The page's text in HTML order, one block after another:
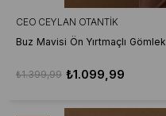
CEO CEYLAN OTANTIK
Buz Mavisi Ön Yırtmaçlı Gömlek
₺1.099,99
₺1.399,99